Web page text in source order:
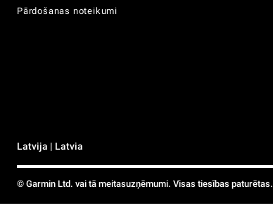
Pārdošanas noteikumi
Latvija | Latvia
© Garmin Ltd. vai tā meitasuzņēmumi. Visas tiesības paturētas.